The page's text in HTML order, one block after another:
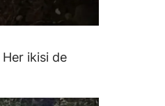
Her ikisi de